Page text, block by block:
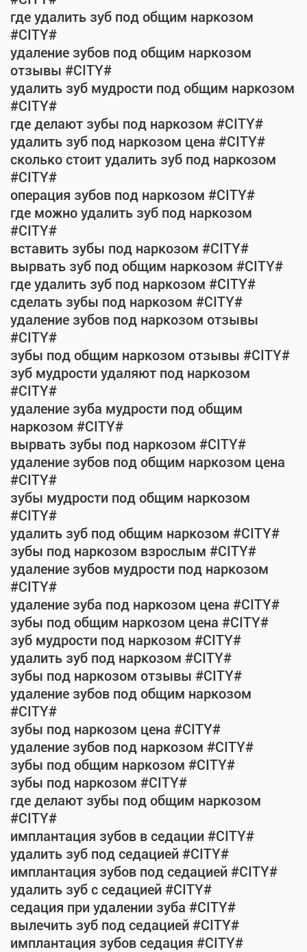
где удалить зуб под общим наркозом
#CITY#
удаление зубов под общим наркозом
отзывы #CITY#
удалить зуб мудрости под общим наркозом
#CITY#
где делают зубы под наркозом #CITY#
удалить зуб под наркозом цена #CITY#
сколько стоит удалить зуб под наркозом
#CITY#
операция зубов под наркозом #CITY#
где можно удалить зуб под наркозом
#CITY#
вставить зубы под наркозом #CITY#
вырвать зуб под общим наркозом #CITY#
где удалить зуб под наркозом #CITY#
сделать зубы под наркозом #CITY#
удаление зубов под наркозом отзывы
#CITY#
зубы под общим наркозом отзывы #CITY#
зуб мудрости удаляют под наркозом
#CITY#
удаление зуба мудрости под общим
наркозом #CITY#
вырвать зубы под наркозом #CITY#
удаление зубов под общим наркозом цена
#CITY#
зубы мудрости под общим наркозом
#CITY#
удалить зуб под общим наркозом #CITY#
зубы под наркозом взрослым #CITY#
удаление зубов мудрости под наркозом
#CITY#
удаление зуба под наркозом цена #CITY#
зубы под общим наркозом цена #CITY#
зуб мудрости под наркозом #CITY#
удалить зуб под наркозом #CITY#
зубы под наркозом отзывы #CITY#
удаление зубов под общим наркозом
#CITY#
зубы под наркозом цена #CITY#
удаление зубов под наркозом #CITY#
зубы под общим наркозом #CITY#
зубы под наркозом #CITY#
где делают зубы под общим наркозом
#CITY#
имплантация зубов в седации #CITY#
удалить зуб под седацией #CITY#
имплантация зубов под седацией #CITY#
удалить зуб с седацией #CITY#
седация при удалении зуба #CITY#
вылечить зуб под седацией #CITY#
имплантация зубов седация #CITY#